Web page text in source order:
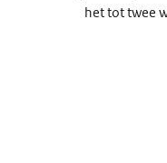
het tot twee